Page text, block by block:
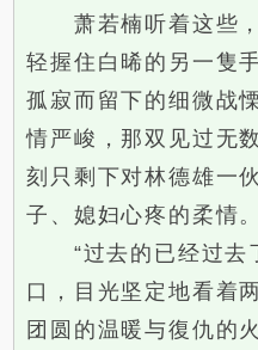
萧若楠听着这些，
轻握住白晞的另一隻
孤寂而留下的细微战
情严峻，那双见过无
刻只剩下对林德雄一
子、媳妇心疼的柔情。
“过去的已经过去
口，目光坚定地看着
团圆的温暖与復仇的